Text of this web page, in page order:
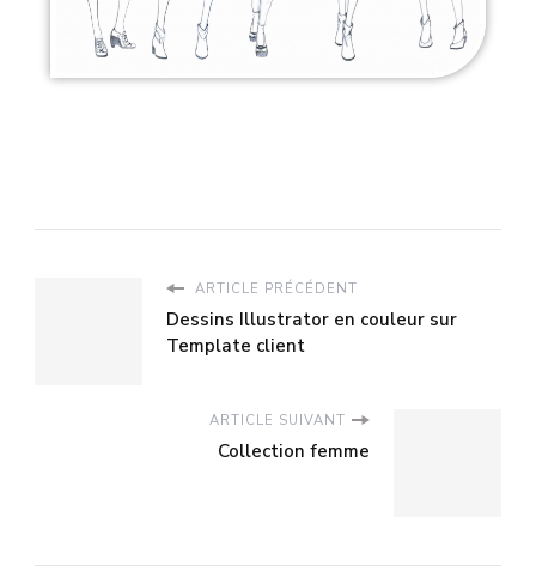
ARTICLE PRÉCÉDENT
Dessins Illustrator en couleur sur
Template client
ARTICLE SUIVANT
Collection femme